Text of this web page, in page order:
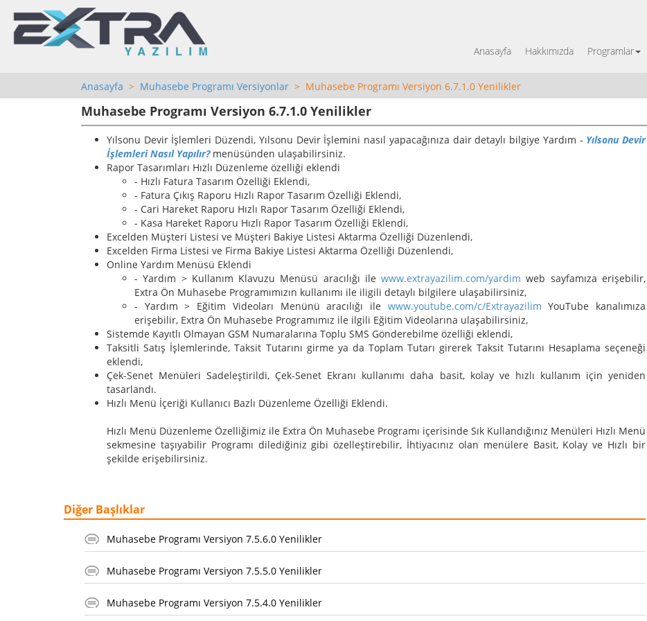
Anasayfa Hakkımızda Programlar
Anasayfa > Muhasebe Programı Versiyonlar > Muhasebe Programı Versiyon 6.7.1.0 Yenilikler
Muhasebe Programı Versiyon 6.7.1.0 Yenilikler
Yılsonu Devir İşlemleri Düzendi, Yılsonu Devir İşlemini nasıl yapacağınıza dair detaylı bilgiye Yardım - Yılsonu Devir
İşlemleri Nasıl Yapılır? menüsünden ulaşabilirsiniz.
Rapor Tasarımları Hızlı Düzenleme özelliği eklendi
- Hızlı Fatura Tasarım Özelliği Eklendi,
- Fatura Çıkış Raporu Hızlı Rapor Tasarım Özelliği Eklendi,
- Cari Hareket Raporu Hızlı Rapor Tasarım Özelliği Eklendi,
- Kasa Hareket Raporu Hızlı Rapor Tasarım Özelliği Eklendi,
Excelden Müşteri Listesi ve Müşteri Bakiye Listesi Aktarma Özelliği Düzenlendi,
Excelden Firma Listesi ve Firma Bakiye Listesi Aktarma Özelliği Düzenlendi,
Online Yardım Menüsü Eklendi
- Yardım > Kullanım Klavuzu Menüsü aracılığı ilewww.extrayazilim.com/yardim web sayfamıza erişebilir,
Extra Ön Muhasebe Programımızın kullanımı ile iligili detaylı bilgilere ulaşabilirsiniz,
- Yardım > Eğitim Videoları Menünü aracılığı ile www.youtube.com/c/ExtrayazilimYouTube kanalımıza
erişebilir, Extra Ön Muhasebe Programımız ile ilgili Eğitim Videolarına ulaşabilirsiniz,
Sistemde Kayıtlı Olmayan GSM Numaralarına Toplu SMS Gönderebilme özelliği eklendi,
Taksitli Satış İşlemlerinde, Taksit Tutarını girme ya da Toplam Tutarı girerek Taksit Tutarını Hesaplama seçeneği
eklendi,
Çek-Senet Menüleri Sadeleştirildi, Çek-Senet Ekranı kullanımı daha basit, kolay ve hızlı kullanım için yeniden
tasarlandı.
Hızlı Menü İçeriği Kullanıcı Bazlı Düzenleme Özelliği Eklendi.
Hızlı Menü Düzenleme Özelliğimiz ile Extra Ön Muhasebe Programı içerisinde Sık Kullandığınız Menüleri Hızlı Menü
sekmesine taşıyabilir Programı dilediğiniz gibi özelleştirebilir, İhtiyacınız olan menülere Basit, Kolay ve Hızlı bir
şekilde erişebilirsiniz.
Diğer Başlıklar
Muhasebe Programı Versiyon 7.5.6.0 Yenilikler
Muhasebe Programı Versiyon 7.5.5.0 Yenilikler
Muhasebe Programı Versiyon 7.5.4.0 Yenilikler